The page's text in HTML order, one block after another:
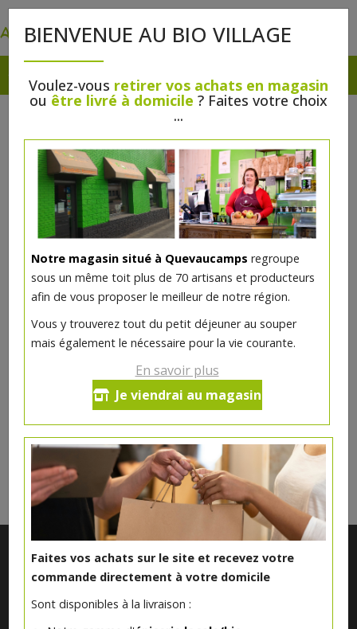
BIENVENUE AU BIO VILLAGE
Voulez-vous retirer vos achats en magasin
ou être livré à domicile ? Faites votre choix
...
Notre magasin situé à Quevaucamps regroupe
sous un même toit plus de 70 artisans et producteurs
afin de vous proposer le meilleur de notre région.
Vous y trouverez tout du petit déjeuner au souper
mais également le nécessaire pour la vie courante.
En savoir plus
Je viendrai au magasin
Faites vos achats sur le site et recevez votre
commande directement à votre domicile
Sont disponibles à la livraison :
Pâtes à la tomate, boulette de
volaille et mascarpone
10€/pc
Ce produit est indisponible pour le moment.
DANS LA MÊME CATÉGORIE ...